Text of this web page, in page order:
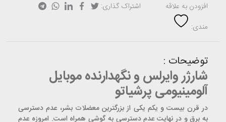
افزودن به علاقه
مندی:
اشتراک گذاری:
توضیحات :
شارژر وایرلس و نگهدارنده موبایل
آلومینیومی پرشیاتو
در قرن بیست و یکم یکی از بزرگترین معضلات بشر، عدم دسترسی
به برق و در نهایت عدم دسترسی به گوشی همراه است. امروزه عدم